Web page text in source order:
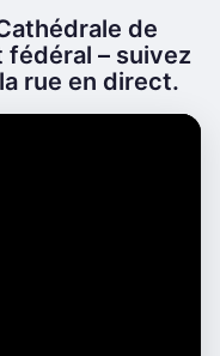
de
fédéral – suivez
rue en direct.